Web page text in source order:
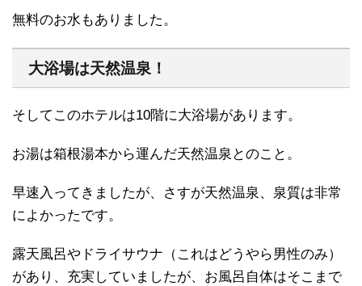
無料のお水もありました。
大浴場は天然温泉！
そしてこのホテルは10階に大浴場があります。
お湯は箱根湯本から運んだ天然温泉とのこと。
早速入ってきましたが、さすが天然温泉、泉質は非常
によかったです。
露天風呂やドライサウナ（これはどうやら男性のみ）
があり、充実していましたが、お風呂自体はそこまで